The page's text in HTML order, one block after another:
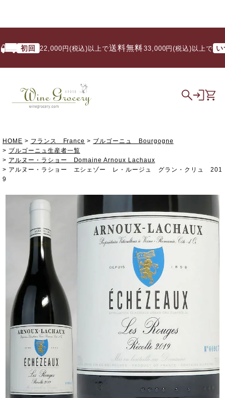
初回 22,000円(税込)以上で送料無料/ 33,000円(税込)以上で いつで
HOME フランス France
ブルゴーニュ Bourgogne
ブルゴーニュ生産者一覧
アルヌー・ラショー Domaine Arnoux Lachaux
アルヌー・ラショー エシェゾー レ・ルージュ グラン・クリュ 201
9